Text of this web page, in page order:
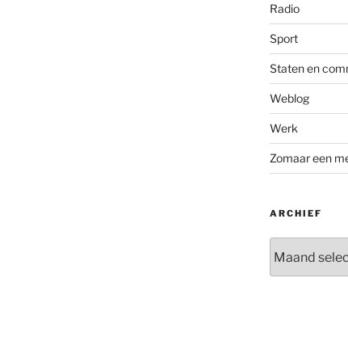
Radio
Sport
Staten en
Weblog
Werk
Zomaar een
ARCHIEF